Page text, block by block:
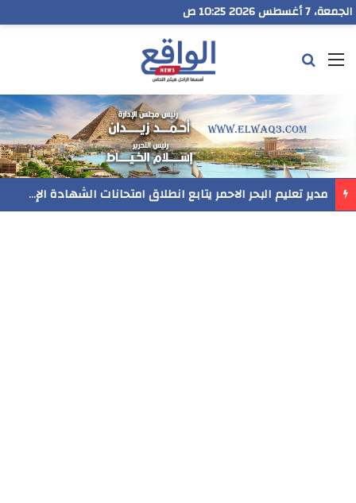
الجمعة، 7 أغسطس 2026 10:25 ص
القائمة
مدير تعليم البحر الاحمر يتابع انطلاق امتحانات الشهادة الإعدادية ويؤكد: الانضباط